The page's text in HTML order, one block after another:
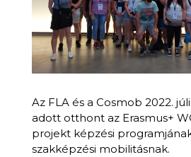
Az FLA és a Cosmob 2022.
adott otthont az Erasmus+
projekt képzési
szakképzési mobilitásnak.